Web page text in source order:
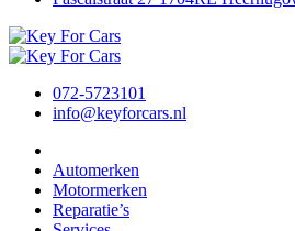
072-5723101
info@keyforcars.nl
Automerken
Motormerken
Reparatie’s